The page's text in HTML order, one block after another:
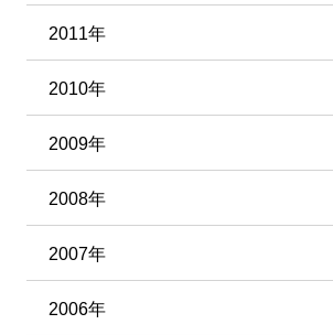
2011年
2010年
2009年
2008年
2007年
2006年